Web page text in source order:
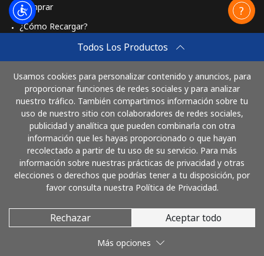
Todos Los Productos
Usamos cookies para personalizar contenido y anuncios, para
proporcionar funciones de redes sociales y para analizar
nuestro tráfico. También compartimos información sobre tu
uso de nuestro sitio con colaboradores de redes sociales,
publicidad y analítica que pueden combinarla con otra
información que les hayas proporcionado o que hayan
recolectado a partir de tu uso de su servicio. Para más
información sobre nuestras prácticas de privacidad y otras
elecciones o derechos que podrías tener a tu disposición, por
favor consulta nuestra Política de Privacidad.
Rechazar Aceptar todo
Más opciones
Comprar
¿Cómo Recargar?
Comprar
Cómo funciona
Paga con
© 2026 LlamaColombia